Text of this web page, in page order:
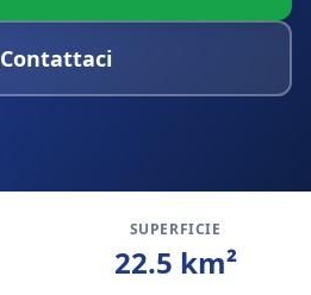
Contattaci
SUPERFICIE
22.5 km²